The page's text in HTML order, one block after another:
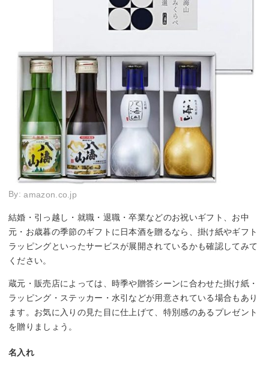
By:amazon.co.jp
結婚・引っ越し・就職・退職・卒業などのお祝いギフト、お中
元・お歳暮の季節のギフトに日本酒を贈るなら、掛け紙やギフト
ラッピングといったサービスが展開されているかも確認してみて
ください。
蔵元・販売店によっては、時季や贈答シーンに合わせた掛け紙・
ラッピング・ステッカー・水引などが用意されている場合もあり
ます。お気に入りの見た目に仕上げて、特別感のあるプレゼント
を贈りましょう。
名入れ